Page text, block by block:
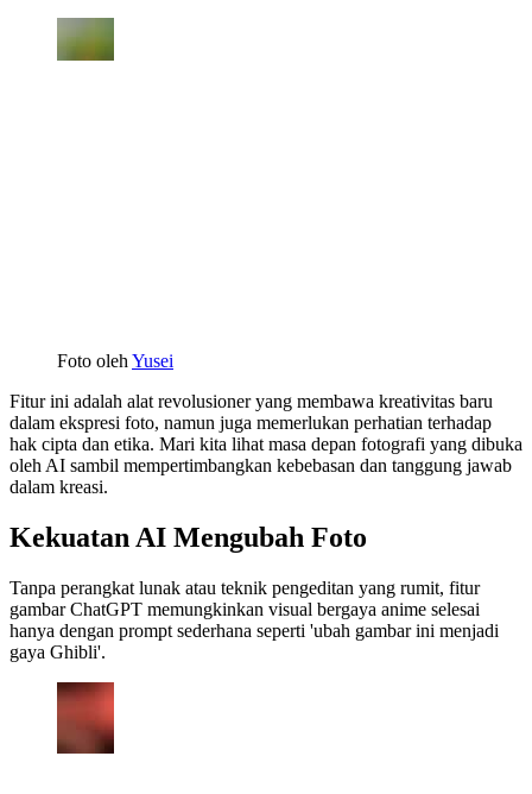
Foto olehYusei
Fitur ini adalah alat revolusioner yang membawa kreativitas baru
dalam ekspresi foto, namun juga memerlukan perhatian terhadap
hak cipta dan etika. Mari kita lihat masa depan fotografi yang dibuka
oleh AI sambil mempertimbangkan kebebasan dan tanggung jawab
dalam kreasi.
Kekuatan AI Mengubah Foto
Tanpa perangkat lunak atau teknik pengeditan yang rumit, fitur
gambar ChatGPT memungkinkan visual bergaya anime selesai
hanya dengan prompt sederhana seperti 'ubah gambar ini menjadi
gaya Ghibli'.